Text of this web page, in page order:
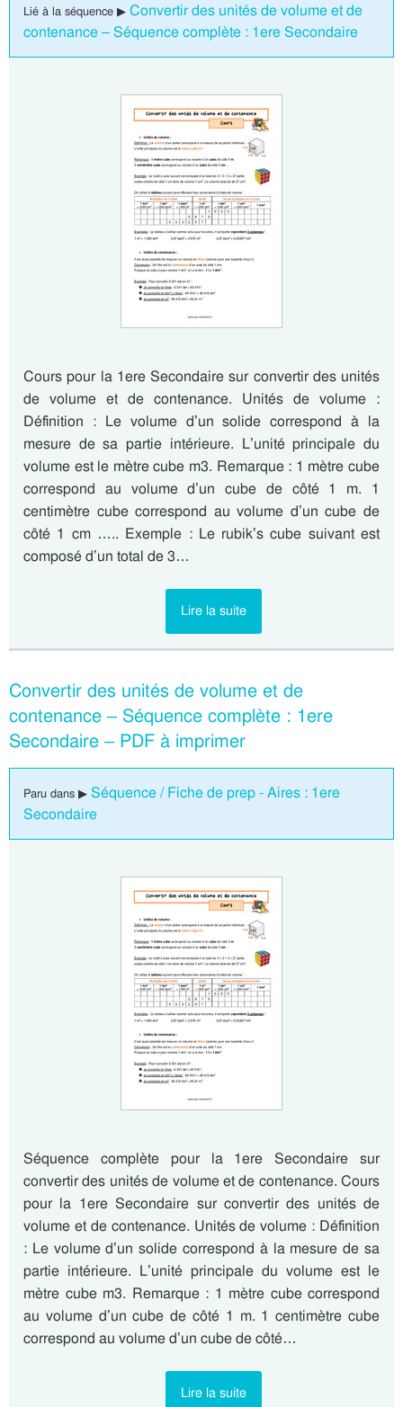
Lié à la séquence ▶ Convertir des unités de volume et de
contenance – Séquence complète : 1ere Secondaire
Cours pour la 1ere Secondaire sur convertir des unités
de volume et de contenance. Unités de volume :
Définition : Le volume d’un solide correspond à la
mesure de sa partie intérieure. L’unité principale du
volume est le mètre cube m3. Remarque : 1 mètre cube
correspond au volume d’un cube de côté 1 m. 1
centimètre cube correspond au volume d’un cube de
côté 1 cm ….. Exemple : Le rubik’s cube suivant est
composé d’un total de 3…
Lire la suite
Convertir des unités de volume et de
contenance – Séquence complète : 1ere
Secondaire – PDF à imprimer
Paru dans ▶ Séquence / Fiche de prep - Aires : 1ere
Secondaire
Séquence complète pour la 1ere Secondaire sur
convertir des unités de volume et de contenance. Cours
pour la 1ere Secondaire sur convertir des unités de
volume et de contenance. Unités de volume : Définition
: Le volume d’un solide correspond à la mesure de sa
partie intérieure. L’unité principale du volume est le
mètre cube m3. Remarque : 1 mètre cube correspond
au volume d’un cube de côté 1 m. 1 centimètre cube
correspond au volume d’un cube de côté…
Lire la suite